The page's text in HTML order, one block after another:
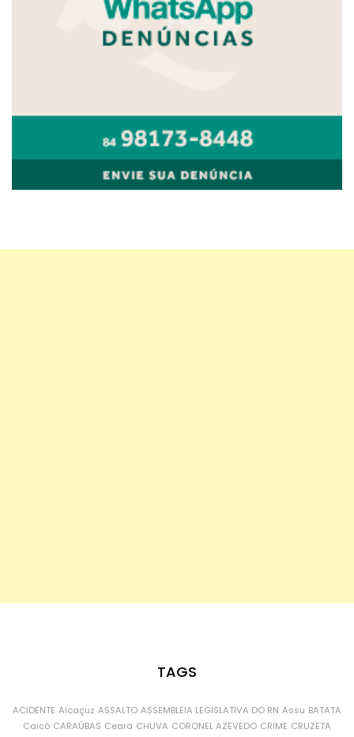
TAGS
ACIDENTE Alcaçuz ASSALTO ASSEMBLEIA LEGISLATIVA DO RN Assu BATATA
Caicó CARAÚBAS Ceará CHUVA CORONEL AZEVEDO CRIME CRUZETA